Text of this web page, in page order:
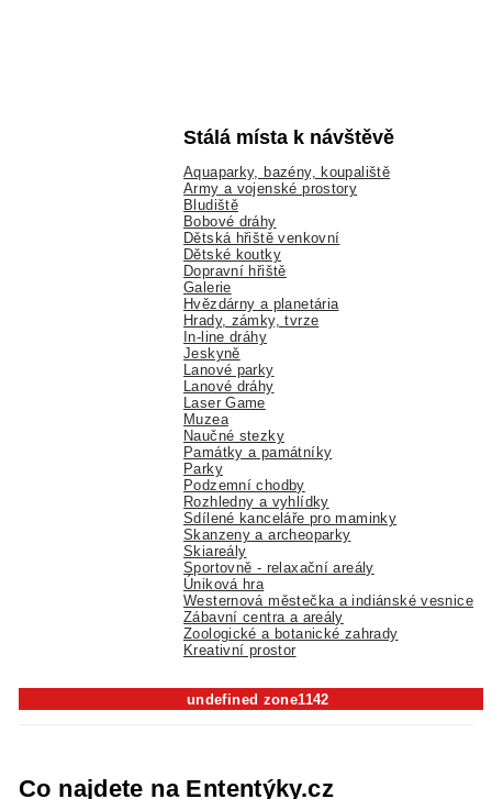
Stálá místa k návštěvě
Aquaparky, bazény, koupaliště
Army a vojenské prostory
Bludiště
Bobové dráhy
Dětská hřiště venkovní
Dětské koutky
Dopravní hřiště
Galerie
Hvězdárny a planetária
Hrady, zámky, tvrze
In-line dráhy
Jeskyně
Lanové parky
Lanové dráhy
Laser Game
Muzea
Naučné stezky
Památky a památníky
Parky
Podzemní chodby
Rozhledny a vyhlídky
Sdílené kanceláře pro maminky
Skanzeny a archeoparky
Skiareály
Sportovně - relaxační areály
Úniková hra
Westernová městečka a indiánské vesnice
Zábavní centra a areály
Zoologické a botanické zahrady
Kreativní prostor
undefined zone1142
Co najdete na Ententýky.cz